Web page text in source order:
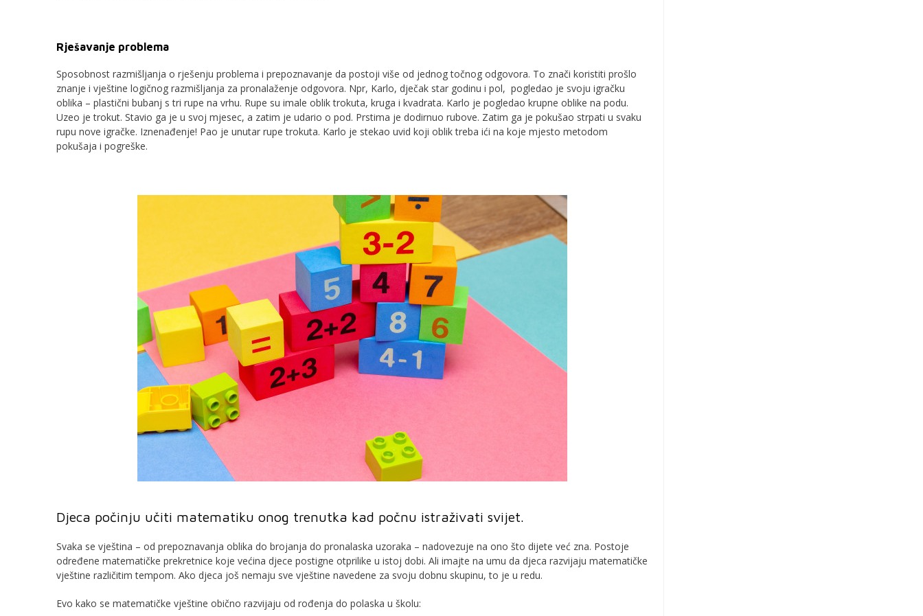
Rješavanje problema
Sposobnost razmišljanja o rješenju problema i prepoznavanje da postoji više od jednog točnog odgovora. To znači koristiti prošlo
znanje i vještine logičnog razmišljanja za pronalaženje odgovora. Npr, Karlo, dječak star godinu i pol, pogledao je svoju igračku
oblika – plastični bubanj s tri rupe na vrhu. Rupe su imale oblik trokuta, kruga i kvadrata. Karlo je pogledao krupne oblike na podu.
Uzeo je trokut. Stavio ga je u svoj mjesec, a zatim je udario o pod. Prstima je dodirnuo rubove. Zatim ga je pokušao strpati u svaku
rupu nove igračke. Iznenađenje! Pao je unutar rupe trokuta. Karlo je stekao uvid koji oblik treba ići na koje mjesto metodom
pokušaja i pogreške.
Djeca počinju učiti matematiku onog trenutka kad počnu istraživati ​​svijet.
Svaka se vještina – od prepoznavanja oblika do brojanja do pronalaska uzoraka – nadovezuje na ono što dijete već zna. Postoje
određene matematičke prekretnice koje većina djece postigne otprilike u istoj dobi. Ali imajte na umu da djeca razvijaju matematičke
vještine različitim tempom. Ako djeca još nemaju sve vještine navedene za svoju dobnu skupinu, to je u redu.
Evo kako se matematičke vještine obično razvijaju od rođenja do polaska u školu: